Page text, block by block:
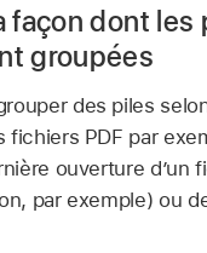
façon dont les
groupées
des piles
fichiers PDF par
ouverture d’un
par exemple) ou